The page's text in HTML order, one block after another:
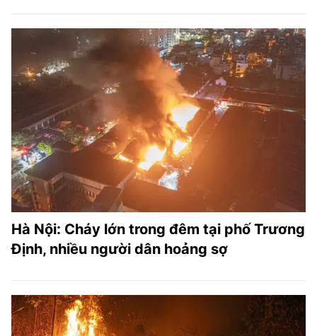
Hà Nội: Cháy lớn trong đêm tại phố Trương
Định, nhiều người dân hoảng sợ